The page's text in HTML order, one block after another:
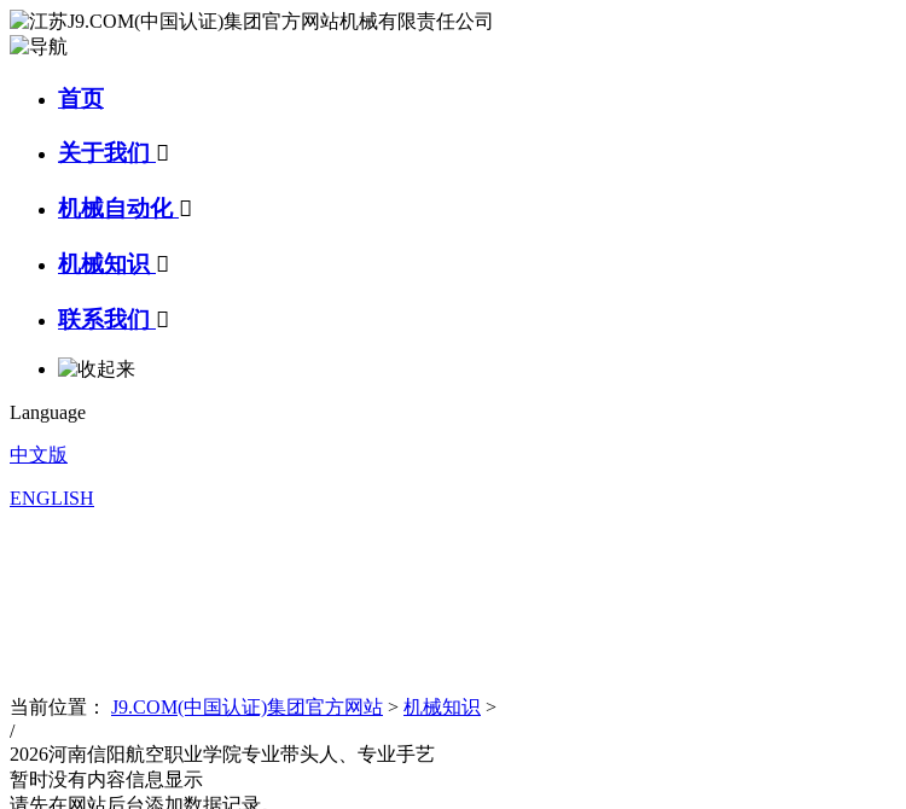
首页
关于我们 
机械自动化 
机械知识 
联系我们 
Language
中文版
ENGLISH
当前位置： J9.COM(中国认证)集团官方网站 > 机械知识 >
/
2026河南信阳航空职业学院专业带头人、专业手艺
暂时没有内容信息显示